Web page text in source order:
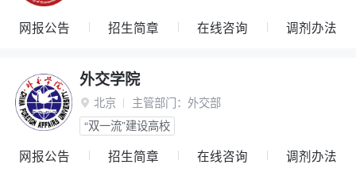
网报公告 招生简章 在线咨询 调剂办法
外交学院
 北京 主管部门： 外交部
“双一流”建设高校
网报公告 招生简章 在线咨询 调剂办法